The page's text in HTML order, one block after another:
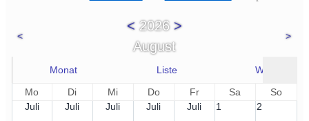
<
< 2026>
August
>
Monat Liste
Woche
Mo
Di Mi Do Fr Sa
So
Juli
Juli Juli Juli Juli 1 2